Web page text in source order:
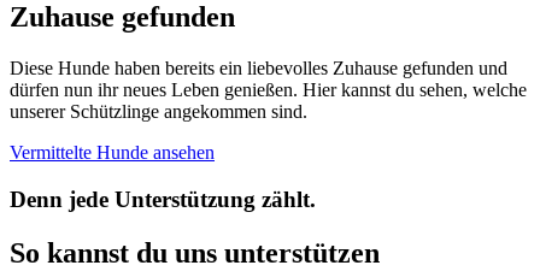
Zuhause gefunden
Diese Hunde haben bereits ein liebevolles Zuhause gefunden und
dürfen nun ihr neues Leben genießen. Hier kannst du sehen, welche
unserer Schützlinge angekommen sind.
Vermittelte Hunde ansehen
Denn jede Unterstützung zählt.
So kannst du uns unterstützen